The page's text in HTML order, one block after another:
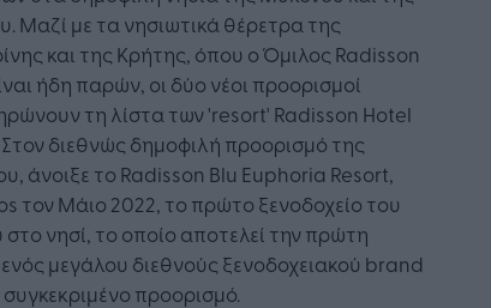
Μαζί με τα νησιωτικά θέρετρα της
και της Κρήτης, όπου ο Όμιλος Radisson
ήδη παρών, οι δύο νέοι προορισμοί
τη λίστα των 'resort' Radisson Hotel
διεθνώς δημοφιλή προορισμό της
άνοιξε το Radisson Blu Euphoria Resort,
τον Μάιο 2022, το πρώτο ξενοδοχείο του
νησί, το οποίο αποτελεί την πρώτη
μεγάλου διεθνούς ξενοδοχειακού brand
συγκεκριμένο προορισμό.
Η Τεχνητή Νοημοσύνη: το νέο
λειτουργικό σύστημα της
επιχείρησης